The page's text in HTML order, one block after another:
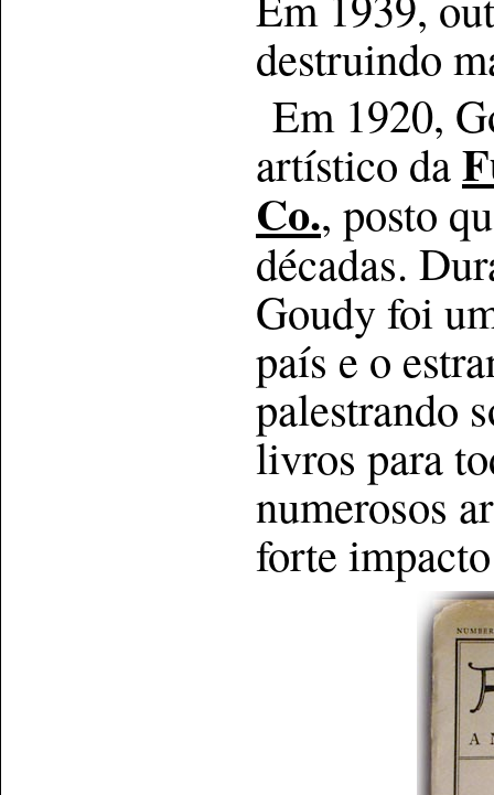
destruindo
Em 1920,
artístico da
Co., posto
décadas.
Goudy foi
país e o
palestrando
livros para
numerosos
forte